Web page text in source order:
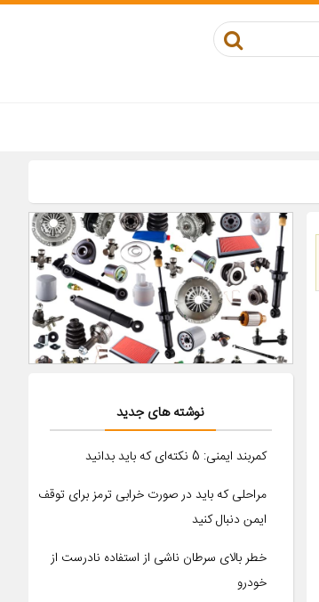
نوشته های جدید
کمربند ایمنی: 5 نکته‌ای که باید بدانید
مراحلی که باید در صورت خرابی ترمز برای توقف
ایمن دنبال کنید
خطر بالای سرطان ناشی از استفاده نادرست از
خودرو